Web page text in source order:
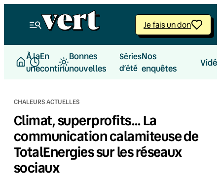
Je fais un don
À la
une
En
continu
Bonnes
nouvelles
Séries
d’été
Nos
enquêtes
CHALEURS ACTUELLES
Climat, superprofits… La
communication calamiteuse de
TotalEnergies sur les réseaux
sociaux